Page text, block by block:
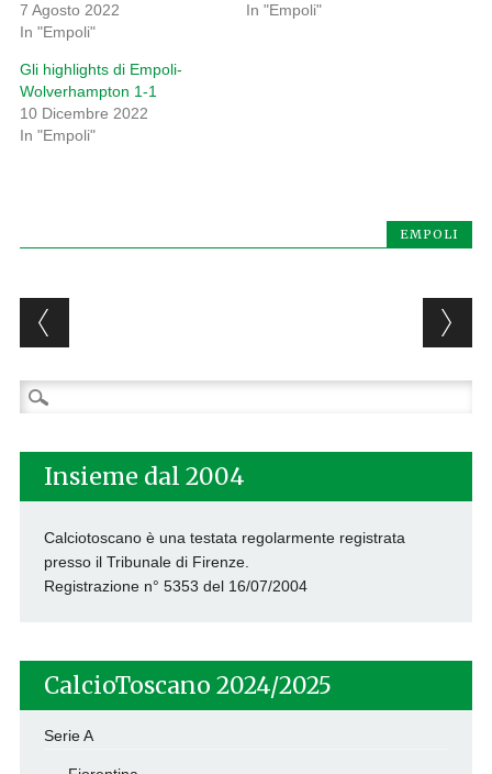
7 Agosto 2022
In "Empoli"
In "Empoli"
Gli highlights di Empoli-
Wolverhampton 1-1
10 Dicembre 2022
In "Empoli"
EMPOLI
Post navigation
Ricerca
per:
Insieme dal 2004
Calciotoscano è una testata regolarmente registrata
presso il Tribunale di Firenze.
Registrazione n° 5353 del 16/07/2004
CalcioToscano 2024/2025
Serie A